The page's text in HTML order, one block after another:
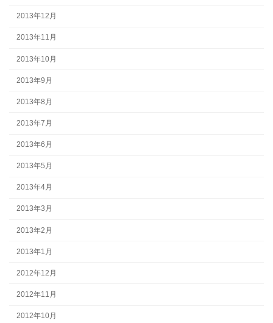
2013年12月
2013年11月
2013年10月
2013年9月
2013年8月
2013年7月
2013年6月
2013年5月
2013年4月
2013年3月
2013年2月
2013年1月
2012年12月
2012年11月
2012年10月